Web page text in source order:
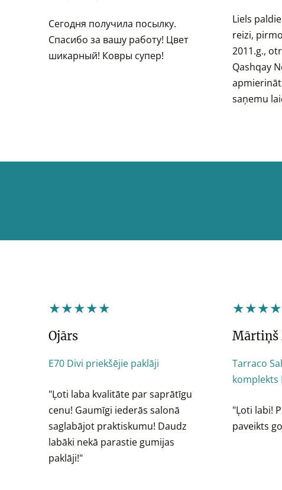
Сегодня получила посылку.
Спасибо за вашу работу! Цвет
шикарный! Ковры супер!
Liels
reizi,
2011.g.,
Qashqay
saņemu
★★★★★
Ojārs
E70 Divi priekšējie paklāji
"Ļoti laba kvalitāte par saprātīgu
cenu! Gaumīgi iederās salonā
saglabājot praktiskumu! Daudz
labāki nekā parastie gumijas
paklāji!"
Mārtiņš
Tarraco
komplekts
"Ļoti labi!
paveikts